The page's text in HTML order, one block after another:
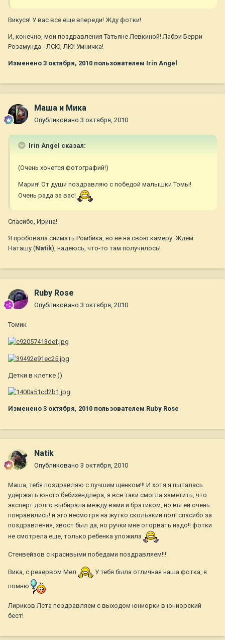
Викуся! У вас все еще впереди! Жду фотки!
И, конечно, мои поздравления Татьяне Левкиной! Лабри Берри
Розамунда - ЛСЮ, ЛЮ! Умничка!
Изменено 3 октября, 2010 пользователем Irin Angel
Маша и Мика
Опубликовано 3 октября, 2010
Irin Angel сказал:
(Очень хочется фотографий!)
Мария! От души поздравляю с победой малышки Томы!
Очень рада за вас!
Спасибо, Ирина!
Я пробовала снимать Ромбика, но не на свою камеру. Ждем
Наташу (Natik), надеюсь, что-то там получилось!
Ruby Rose
Опубликовано 3 октября, 2010
Томик
Детки в клетке ))
Изменено 3 октября, 2010 пользователем Ruby Rose
Natik
Опубликовано 3 октября, 2010
Маша, тебя поздравляю с лучшим щенком!!! И хотя я пыталась
удержать юного бебихендлера, я все таки смогла заметить, что
эксперт долго выбирала между вами и братиком, но вы ей очень
понравились! и это несмотря на жутко скользкий пол! спасибо за
поздравления, хвост был да, но ручки мне оторвать надо!! фотки
не смотрела еще, только ребенка уложила
Стенвейзов с красивыми победами поздравляем!!!
Вика, с резервом Мел
У тебя была отличная наша фотка, я
помню
Лириков Лета поздравляем с выходом юниорки в юниорский
бест!